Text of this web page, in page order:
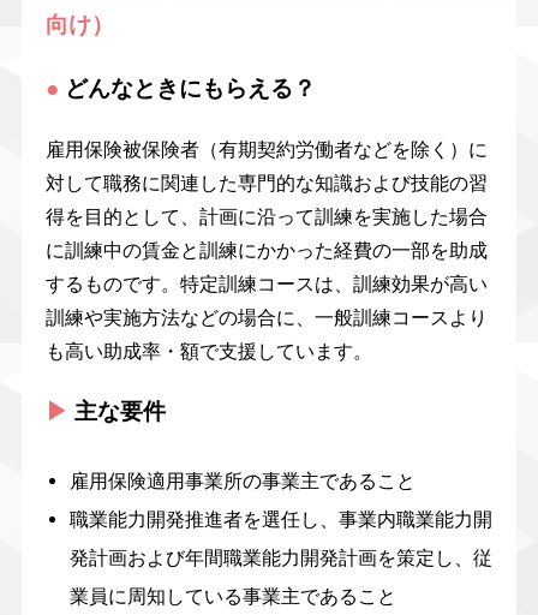
向け）
● どんなときにもらえる？
雇用保険被保険者（有期契約労働者などを除く）に
対して職務に関連した専門的な知識および技能の習
得を目的として、計画に沿って訓練を実施した場合
に訓練中の賃金と訓練にかかった経費の一部を助成
するものです。特定訓練コースは、訓練効果が高い
訓練や実施方法などの場合に、一般訓練コースより
も高い助成率・額で支援しています。
▶︎ 主な要件
雇用保険適用事業所の事業主であること
職業能力開発推進者を選任し、事業内職業能力開
発計画および年間職業能力開発計画を策定し、従
業員に周知している事業主であること